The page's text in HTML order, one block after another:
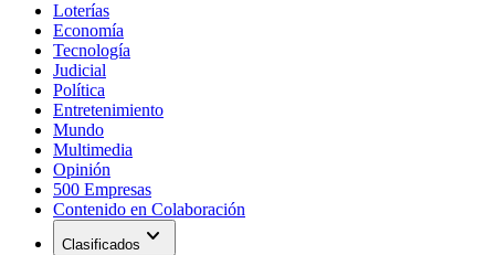
Loterías
Economía
Tecnología
Judicial
Política
Entretenimiento
Mundo
Multimedia
Opinión
500 Empresas
Contenido en Colaboración
Clasificados expand_more